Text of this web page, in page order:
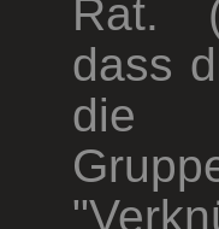
Rat.
dass
die